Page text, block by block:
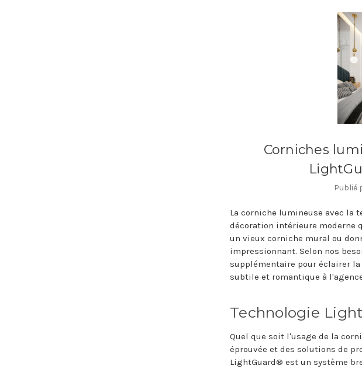
Corniches
Publié
La corniche lumineuse avec la
décoration intérieure moderne
un vieux corniche mural ou
impressionnant. Selon nos
supplémentaire pour éclairer
subtile et romantique à
Technologie
Quel que soit l'usage de la
éprouvée et des solutions de
LightGuard® est un système